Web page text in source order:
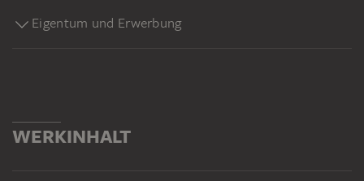
Eigentum und Erwerbung
WERKINHALT